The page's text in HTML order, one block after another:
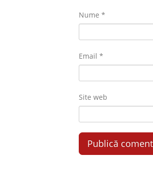
Nume *
Email *
Site web